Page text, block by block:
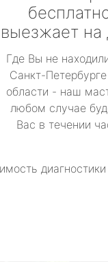
выезжает на
Где Вы не
Санкт-
области - наш
любом случае
Вас в течении